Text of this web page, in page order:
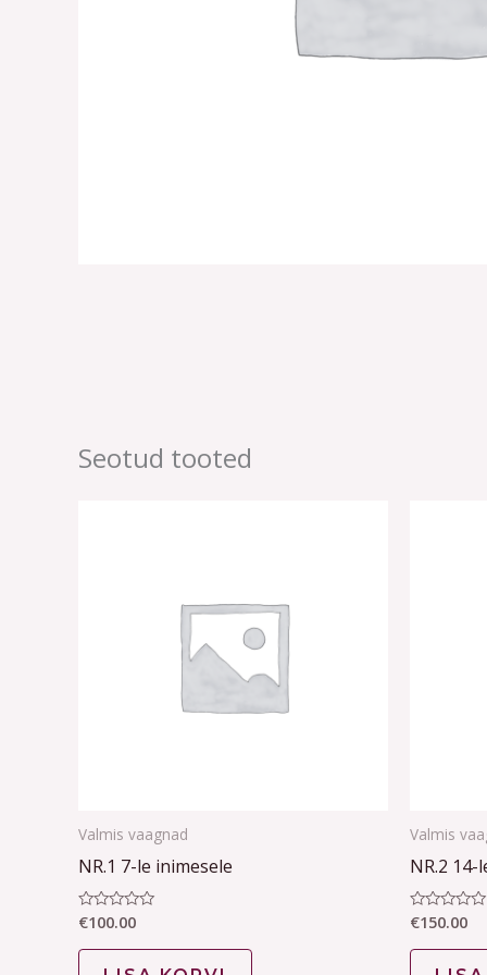
Seotud tooted
Valmis vaagnad
NR.1 7-le inimesele
Hinnanguga
/
€100.00
Valmis
NR.2 14-
Hinnanguga
/
€150.00